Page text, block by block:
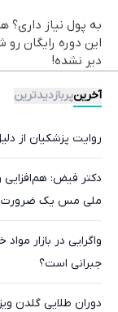
به پول نیاز داری؟
این دوره رایگان
دیر نشده!
آخرینپربازدیدترین
روایت پزشکیان از
دکتر فیض:
ملی مس یک
واگرایی در بازار
جبرانی است؟
دوران طلایی گلدن